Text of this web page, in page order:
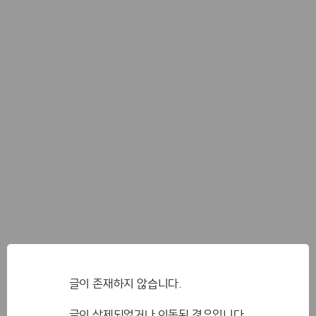
글이 존재하지 않습니다.